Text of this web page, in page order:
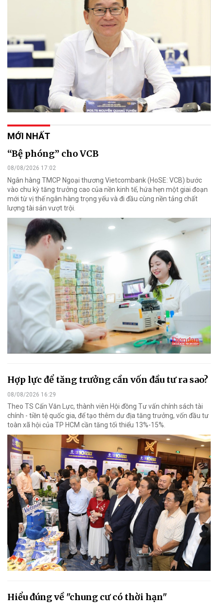
MỚI NHẤT
“Bệ phóng” cho VCB
08/08/2026 17:02
Ngân hàng TMCP Ngoại thương Vietcombank (HoSE: VCB) bước
vào chu kỳ tăng trưởng cao của nền kinh tế, hứa hẹn một giai đoạn
mới từ vị thế ngân hàng trọng yếu và đi đầu cùng nền tảng chất
lượng tài sản vượt trội.
Hợp lực để tăng trưởng cần vốn đầu tư ra sao?
08/08/2026 16:29
Theo TS Cấn Văn Lực, thành viên Hội đồng Tư vấn chính sách tài
chính - tiền tệ quốc gia, để tạo thêm dư địa tăng trưởng, vốn đầu tư
toàn xã hội của TP HCM cần tăng tối thiểu 13%-15%.
Hiểu đúng về "chung cư có thời hạn"